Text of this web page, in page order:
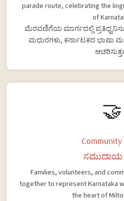
parade route, celebrating the
of
ಮೆರವಣಿಗೆಯ ಮಾರ್ಗದಲ್ಲಿ
ಮಧುರಗಳು, ಕರ್ನಾಟಕದ ಭಾಷಾ
🤝
ಸಮುದಾಯ
Families, volunteers, and
together to represent Karnataka
the heart of